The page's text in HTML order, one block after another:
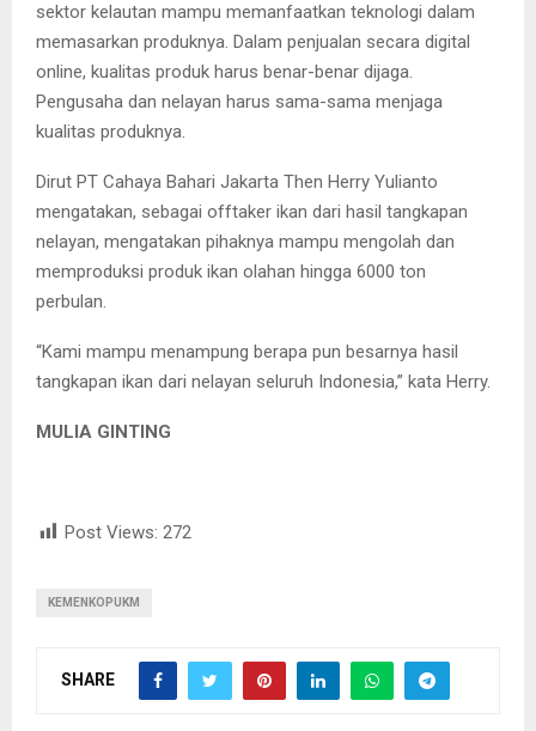
sektor kelautan mampu memanfaatkan teknologi dalam
memasarkan produknya. Dalam penjualan secara digital
online, kualitas produk harus benar-benar dijaga.
Pengusaha dan nelayan harus sama-sama menjaga
kualitas produknya.
Dirut PT Cahaya Bahari Jakarta Then Herry Yulianto
mengatakan, sebagai offtaker ikan dari hasil tangkapan
nelayan, mengatakan pihaknya mampu mengolah dan
memproduksi produk ikan olahan hingga 6000 ton
perbulan.
“Kami mampu menampung berapa pun besarnya hasil
tangkapan ikan dari nelayan seluruh Indonesia,” kata Herry.
MULIA GINTING
Post Views: 272
KEMENKOPUKM
SHARE